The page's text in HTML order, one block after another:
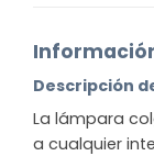
Descripción
La lámpara
a cualquier